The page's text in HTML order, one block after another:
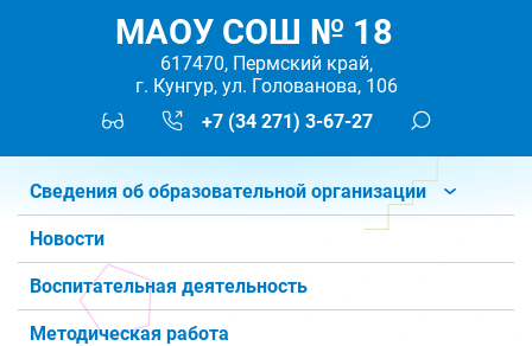
МАОУ СОШ № 18
617470, Пермский край,
г. Кунгур, ул. Голованова, 106
+7 (34 271) 3-67-27
Сведения об образовательной организации
Новости
Воспитательная деятельность
Методическая работа